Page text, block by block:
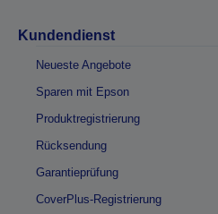
Kundendienst
Neueste Angebote
Sparen mit Epson
Produktregistrierung
Rücksendung
Garantieprüfung
CoverPlus-Registrierung